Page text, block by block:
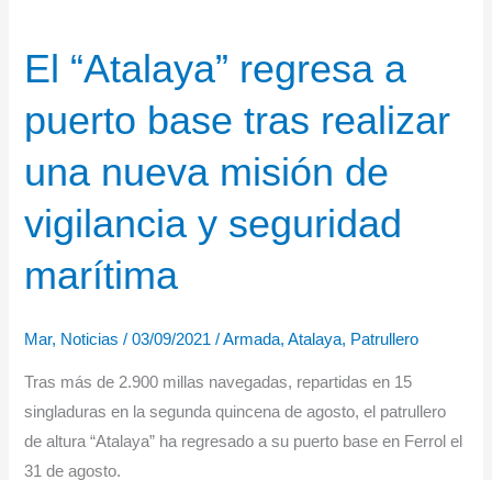
El “Atalaya” regresa a
puerto base tras realizar
una nueva misión de
vigilancia y seguridad
marítima
Mar, Noticias /03/09/2021/Armada,Atalaya, Patrullero
Tras más de 2.900 millas navegadas, repartidas en 15
singladuras en la segunda quincena de agosto, el patrullero
de altura “Atalaya” ha regresado a su puerto base en Ferrol el
31 de agosto.